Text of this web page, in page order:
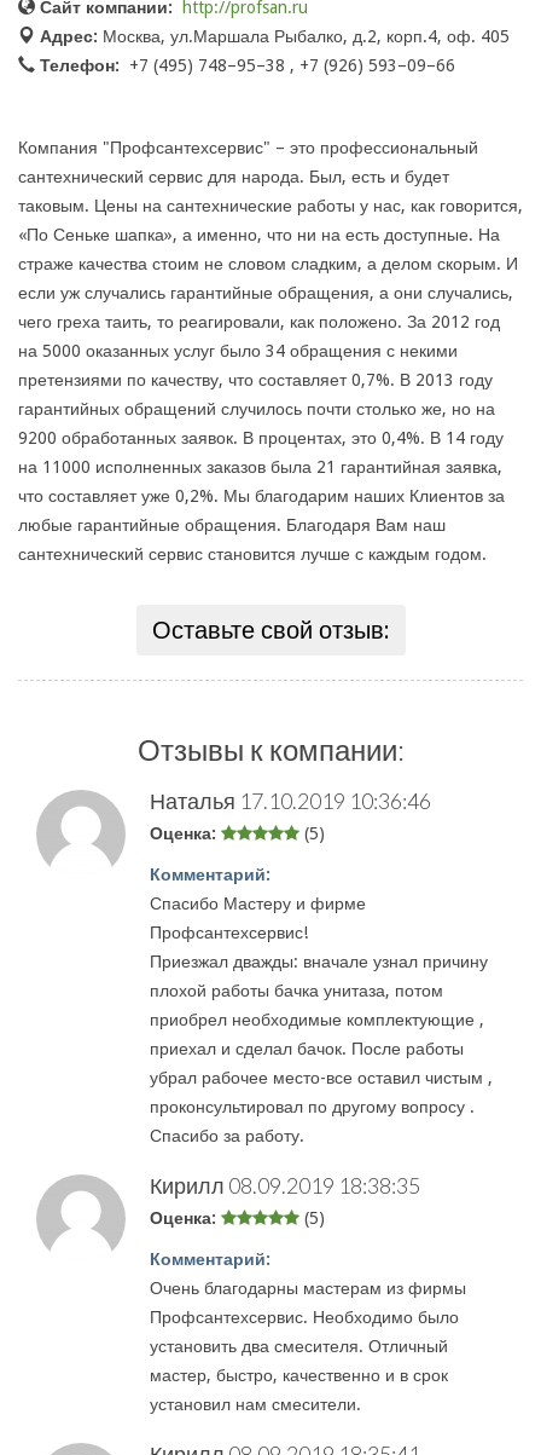
Сайт компании:
http://profsan.ru
Адрес: Москва, ул.Маршала Рыбалко, д.2, корп.4, оф. 405
Телефон:
+7 (495) 748–95–38 , +7 (926) 593–09–66
Компания "Профсантехсервис" – это профессиональный
сантехнический сервис для народа. Был, есть и будет
таковым. Цены на сантехнические работы у нас, как говорится,
«По Сеньке шапка», а именно, что ни на есть доступные. На
страже качества стоим не словом сладким, а делом скорым. И
если уж случались гарантийные обращения, а они случались,
чего греха таить, то реагировали, как положено. За 2012 год
на 5000 оказанных услуг было 34 обращения с некими
претензиями по качеству, что составляет 0,7%. В 2013 году
гарантийных обращений случилось почти столько же, но на
9200 обработанных заявок. В процентах, это 0,4%. В 14 году
на 11000 исполненных заказов была 21 гарантийная заявка,
что составляет уже 0,2%. Мы благодарим наших Клиентов за
любые гарантийные обращения. Благодаря Вам наш
сантехнический сервис становится лучше с каждым годом.
Оставьте свой отзыв:
Отзывы к компании:
Наталья 17.10.2019 10:36:46
Оценка: (5)
Комментарий:
Спасибо Мастеру и фирме
Профсантехсервис!
Приезжал дважды: вначале узнал причину
плохой работы бачка унитаза, потом
приобрел необходимые комплектующие ,
приехал и сделал бачок. После работы
убрал рабочее место-все оставил чистым ,
проконсультировал по другому вопросу .
Спасибо за работу.
Кирилл 08.09.2019 18:38:35
Оценка: (5)
Комментарий:
Очень благодарны мастерам из фирмы
Профсантехсервис. Необходимо было
установить два смесителя. Отличный
мастер, быстро, качественно и в срок
установил нам смесители.